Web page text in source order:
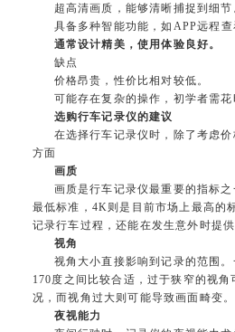
超高清画质，能够清晰捕捉到细节
具备多种智能功能，如APP远程查
通常设计精美，使用体验良好。
缺点
价格昂贵，性价比相对较低。
可能存在复杂的操作，初学者需花
选购行车记录仪的建议
在选择行车记录仪时，除了考虑
方面
画质
画质是行车记录仪最重要的指标
最低标准，4K则是目前市场上最高的
记录行车过程，还能在发生意外时提供
视角
视角大小直接影响到记录的范围
170度之间比较合适，过于狭窄的视
况，而视角过大则可能导致画面畸变。
夜视能力